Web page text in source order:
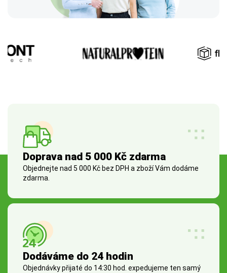
Doprava nad 5 000 Kč zdarma
Objednejte nad 5 000 Kč bez DPH a zboží Vám dodáme
zdarma.
Dodáváme do 24 hodin
Objednávky přijaté do 14:30 hod. expedujeme ten samý